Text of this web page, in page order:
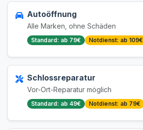
Autoöffnung
Alle Marken, ohne Schäden
Standard: ab 79€ Notdienst: ab 109€
Schlossreparatur
Vor-Ort-Reparatur möglich
Standard: ab 49€ Notdienst: ab 79€